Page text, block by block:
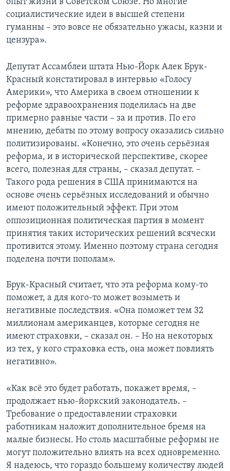
социалистические идеи в высшей степени
гуманны – это вовсе не обязательно ужасы, казни и
цензура».
Депутат Ассамблеи штата Нью-Йорк Алек Брук-
Красный констатировал в интервью «Голосу
Америки», что Америка в своем отношении к
реформе здравоохранения поделилась на две
примерно равные части – за и против. По его
мнению, дебаты по этому вопросу оказались сильно
политизированы. «Конечно, это очень серьёзная
реформа, и в исторической перспективе, скорее
всего, полезная для страны, – сказал депутат. –
Такого рода решения в США принимаются на
основе очень серьёзных исследований и обычно
имеют положительный эффект. При этом
оппозиционная политическая партия в момент
принятия таких исторических решений всячески
противится этому. Именно поэтому страна сегодня
поделена почти пополам».
Брук-Красный считает, что эта реформа кому-то
поможет, а для кого-то может возыметь и
негативные последствия. «Она поможет тем 32
миллионам американцев, которые сегодня не
имеют страховки, – сказал он. – Но на некоторых
из тех, у кого страховка есть, она может повлиять
негативно».
«Как всё это будет работать, покажет время, –
продолжает нью-йоркский законодатель. –
Требование о предоставлении страховки
работникам наложит дополнительное бремя на
малые бизнесы. Но столь масштабные реформы не
могут положительно влиять на всех одновременно.
Я надеюсь, что гораздо большему количеству людей